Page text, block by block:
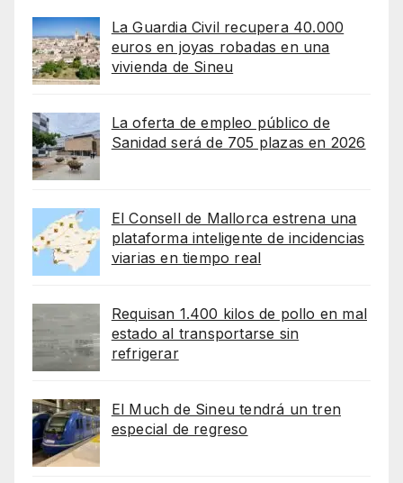
La Guardia Civil recupera 40.000
euros en joyas robadas en una
vivienda de Sineu
La oferta de empleo público de
Sanidad será de 705 plazas en 2026
El Consell de Mallorca estrena una
plataforma inteligente de incidencias
viarias en tiempo real
Requisan 1.400 kilos de pollo en mal
estado al transportarse sin
refrigerar
El Much de Sineu tendrá un tren
especial de regreso